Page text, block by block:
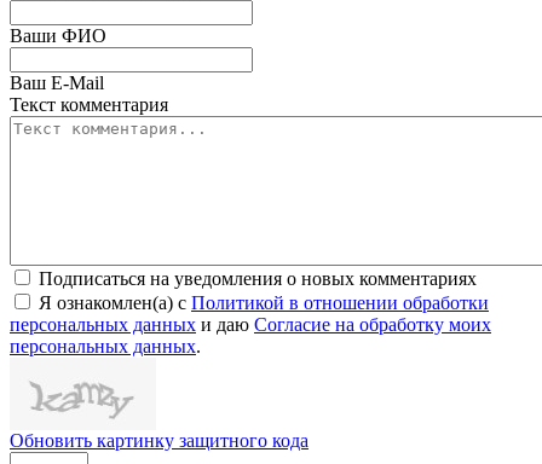
Ваши ФИО
Ваш E-Mail
Текст комментария
Подписаться на уведомления о новых комментариях
Я ознакомлен(а) с Политикой в отношении обработки
персональных данных и даю Согласие на обработку моих
персональных данных.
Обновить картинку защитного кода